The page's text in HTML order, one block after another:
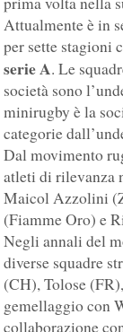
Attualmente è in
per sette stagioni
serie A. Le
società sono
minirugby è la
categorie
Dal movimento
atleti di rilevanza
Maicol Azzolini
(Fiamme Oro) e
Negli annali del
diverse squadre
(CH), Tolose
gemellaggio con
collaborazione